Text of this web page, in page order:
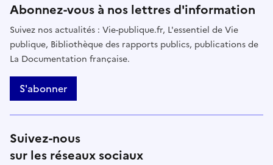
Abonnez-vous à nos lettres d'information
Suivez nos actualités : Vie-publique.fr, L'essentiel de Vie
publique, Bibliothèque des rapports publics, publications de
La Documentation française.
S'abonner
Suivez-nous
sur les réseaux sociaux